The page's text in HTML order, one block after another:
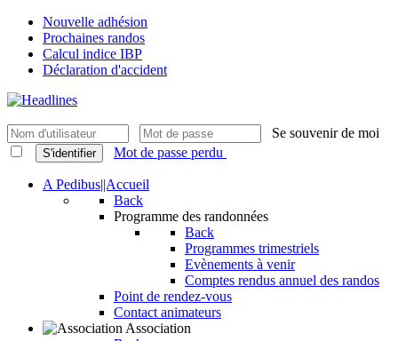
Nouvelle adhésion
Prochaines randos
Calcul indice IBP
Déclaration d'accident
Se souvenir de moi
S'identifier Mot de passe perdu
A Pedibus||Accueil
Back
Programme des randonnées
Back
Programmes trimestriels
Evènements à venir
Comptes rendus annuel des randos
Point de rendez-vous
Contact animateurs
Association